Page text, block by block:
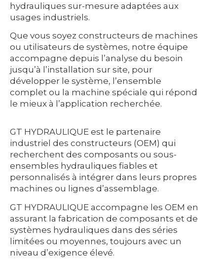
hydrauliques sur-mesure adaptées aux
usages industriels.
Que vous soyez constructeurs de machines
ou utilisateurs de systèmes, notre équipe
accompagne depuis l’analyse du besoin
jusqu’à l’installation sur site, pour
développer le système, l’ensemble
complet ou la machine spéciale qui répond
le mieux à l’application recherchée.
GT HYDRAULIQUE est le partenaire
industriel des constructeurs (OEM) qui
recherchent des composants ou sous-
ensembles hydrauliques fiables et
personnalisés à intégrer dans leurs propres
machines ou lignes d’assemblage.
GT HYDRAULIQUE accompagne les OEM en
assurant la fabrication de composants et de
systèmes hydrauliques dans des séries
limitées ou moyennes, toujours avec un
niveau d’exigence élevé.